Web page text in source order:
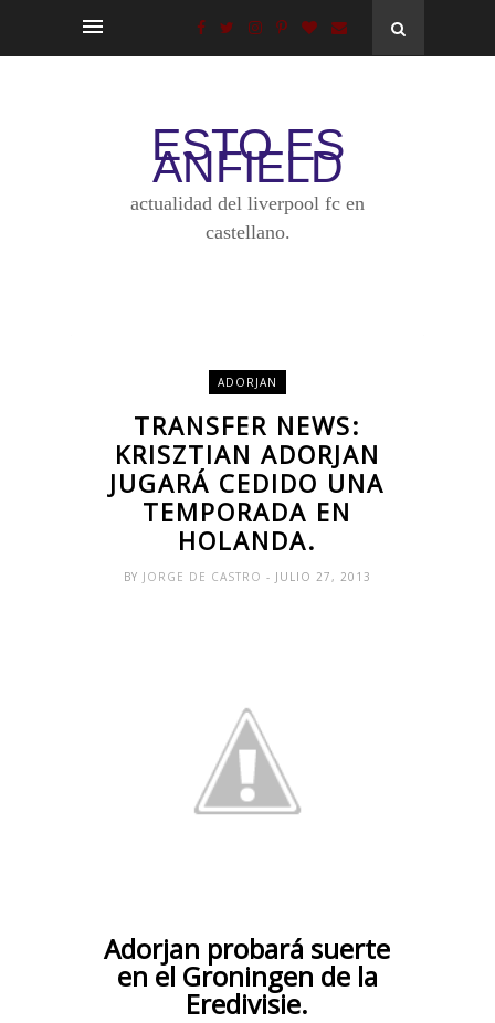
ESTO ES
ANFIELD
actualidad del liverpool fc en
castellano.
ADORJAN
TRANSFER NEWS:
KRISZTIAN ADORJAN
JUGARÁ CEDIDO UNA
TEMPORADA EN
HOLANDA.
BY JORGE DE CASTRO - JULIO 27, 2013
Adorjan probará suerte
en el Groningen de la
Eredivisie.